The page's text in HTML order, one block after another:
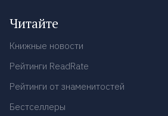
Читайте
Книжные новости
Рейтинги ReadRate
Рейтинги от знаменитостей
Бестселлеры